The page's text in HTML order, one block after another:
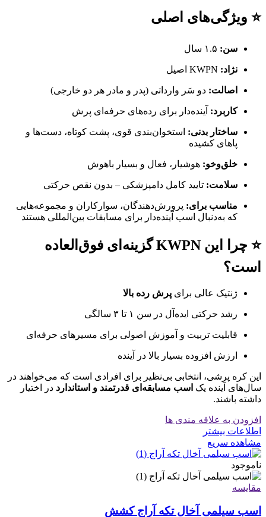
⭐ ویژگی‌های اصلی
سن:
نژاد:
اصالت: دو سَر وارداتی (پدر و مادر هر دو خارجی)
کاربرد: آینده‌دار برای رده‌های حرفه‌ای پرش
ساختار بدنی: استخوان‌بندی قوی، پشت کوتاه، دست‌ها و
پاهای کشیده
خلق‌وخو: هوشیار، فعال و بسیار باهوش
سلامت: تایید کامل دامپزشکی – بدون نقص حرکتی
مناسب برای: پرورش‌دهندگان، سوارکاران و مجموعه‌هایی
که به‌دنبال اسب آینده‌دار برای مسابقات بین‌المللی هستند
⭐ چرا این KWPN گزینه‌ای فوق‌العاده
است؟
ژنتیک عالی برای پرش رده بالا
رشد حرکتی ایده‌آل در سن ۱ تا ۳ سالگی
قابلیت تربیت و آموزش اصولی برای مسیرهای حرفه‌ای
ارزش افزوده بسیار بالا در آینده
این کره پرشی، انتخابی بی‌نظیر برای افرادی است که می‌خواهند در
سال‌های آینده یک اسب مسابقه‌ای قدرتمند و استاندارد در اختیار
داشته باشند.
افزودن به علاقه مندی ها
اطلاعات بیشتر
مشاهده سریع
ناموجود
مقایسه
اسب سیلمی آخال تکه آراج کشش